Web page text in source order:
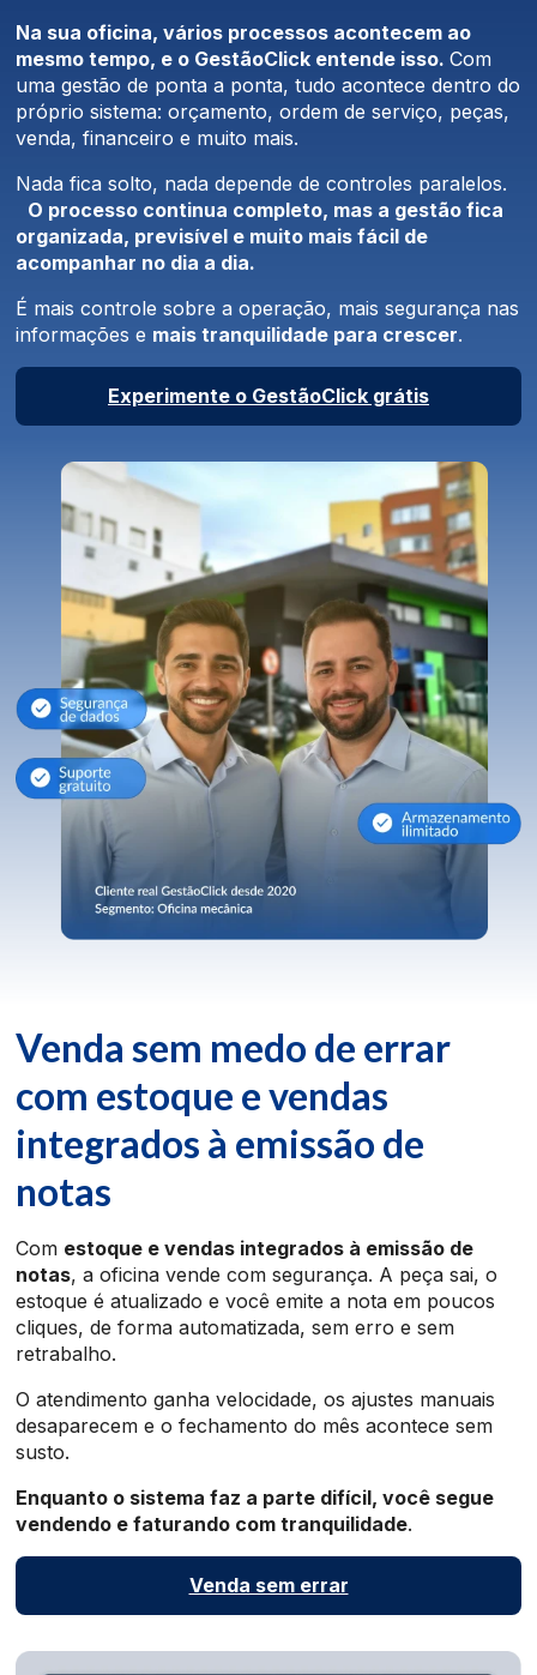
Na sua oficina, vários processos acontecem ao
mesmo tempo, e o GestãoClick entende isso.Com
uma gestão de ponta a ponta, tudo acontece dentro do
próprio sistema: orçamento, ordem de serviço, peças,
venda, financeiro e muito mais.
Nada fica solto, nada depende de controles paralelos.
O processo continua completo, mas a gestão fica
organizada, previsível e muito mais fácil de
acompanhar no dia a dia.
É mais controle sobre a operação, mais segurança nas
informações e mais tranquilidade para crescer.
Experimente o GestãoClick grátis
Venda sem medo de errar
com estoque e vendas
integrados à emissão de
notas
Com estoque e vendas integrados à emissão de
notas, a oficina vende com segurança. A peça sai, o
estoque é atualizado e você emite a nota em poucos
cliques, de forma automatizada, sem erro e sem
retrabalho.
O atendimento ganha velocidade, os ajustes manuais
desaparecem e o fechamento do mês acontece sem
susto.
Enquanto o sistema faz a parte difícil, você segue
vendendo e faturando com tranquilidade.
Venda sem errar